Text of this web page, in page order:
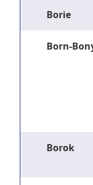
Borie
Born-
Borok